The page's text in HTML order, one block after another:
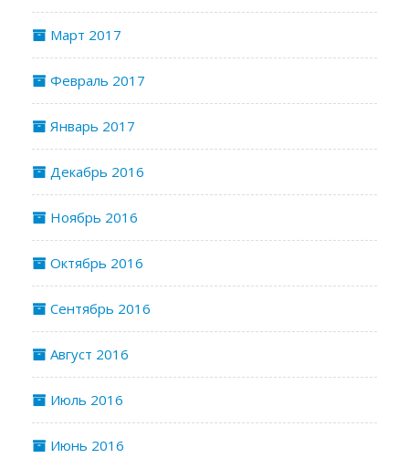
Март 2017
Февраль 2017
Январь 2017
Декабрь 2016
Ноябрь 2016
Октябрь 2016
Сентябрь 2016
Август 2016
Июль 2016
Июнь 2016